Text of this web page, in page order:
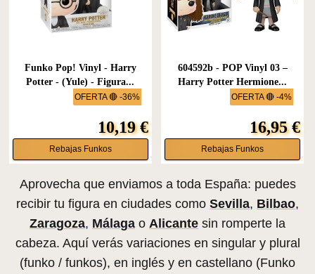
OFERTA 🔴 -36%
Funko Pop! Vinyl - Harry
Potter - (Yule) - Figura...
10,19 €
Rebajas Funkos
OFERTA 🔴 -4%
604592b - POP Vinyl 03 –
Harry Potter Hermione...
16,95 €
Rebajas Funkos
Aprovecha que enviamos a toda España: puedes
recibir tu figura en ciudades como Sevilla, Bilbao,
Zaragoza, Málaga o Alicante sin romperte la
cabeza. Aquí verás variaciones en singular y plural
(funko / funkos), en inglés y en castellano (Funko